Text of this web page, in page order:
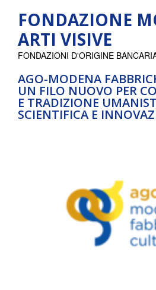
FONDAZIONE
ARTI VISIVE
AGO-MODENA
UN FILO NUOVO PER
E TRADIZIONE
SCIENTIFICA E
FONDAZIONI D'ORIGINE